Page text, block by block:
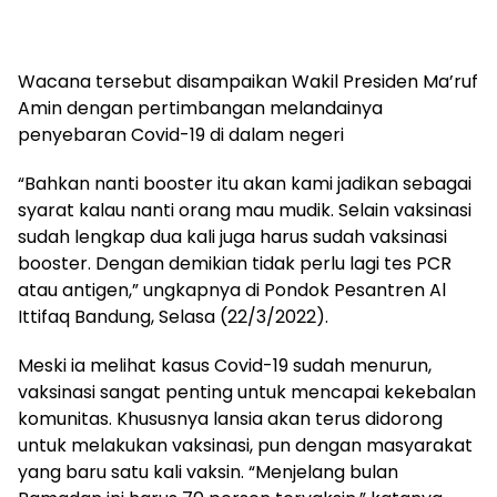
Wacana tersebut disampaikan Wakil Presiden Ma’ruf
Amin dengan pertimbangan melandainya
penyebaran Covid-19 di dalam negeri
“Bahkan nanti booster itu akan kami jadikan sebagai
syarat kalau nanti orang mau mudik. Selain vaksinasi
sudah lengkap dua kali juga harus sudah vaksinasi
booster. Dengan demikian tidak perlu lagi tes PCR
atau antigen,” ungkapnya di Pondok Pesantren Al
Ittifaq Bandung, Selasa (22/3/2022).
Meski ia melihat kasus Covid-19 sudah menurun,
vaksinasi sangat penting untuk mencapai kekebalan
komunitas. Khususnya lansia akan terus didorong
untuk melakukan vaksinasi, pun dengan masyarakat
yang baru satu kali vaksin. “Menjelang bulan